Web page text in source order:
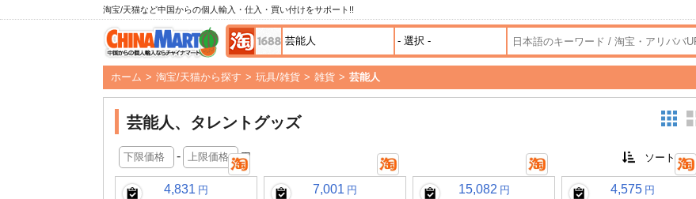
淘宝/天猫など中国からの個人輸入・仕入・買い付けをサポート!!
ホーム > 淘宝/天猫から探す > 玩具/雑貨 > 雑貨 > 芸能人
芸能人、タレントグッズ
- 円
4,831 円 7,001 円 15,082 円 4,575 円